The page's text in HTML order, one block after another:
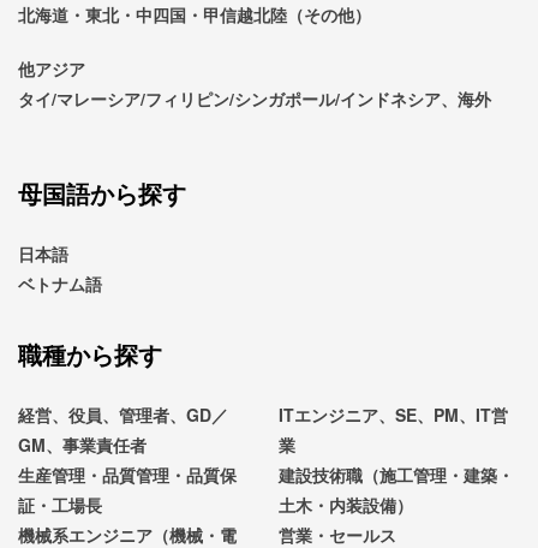
北海道・東北・中四国・甲信越北陸（その他）
他アジア
タイ/マレーシア/フィリピン/シンガポール/インドネシア、海外
母国語から探す
日本語
ベトナム語
職種から探す
経営、役員、管理者、GD／
GM、事業責任者
ITエンジニア、SE、PM、IT営
業
生産管理・品質管理・品質保
証・工場長
建設技術職（施工管理・建築・
土木・内装設備）
機械系エンジニア（機械・電
営業・セールス